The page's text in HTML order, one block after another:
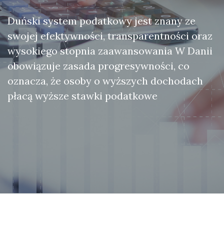
Duński system podatkowy jest znany ze
swojej efektywności, transparentności oraz
wysokiego stopnia zaawansowania W Danii
obowiązuje zasada progresywności, co
oznacza, że osoby o wyższych dochodach
płacą wyższe stawki podatkowe